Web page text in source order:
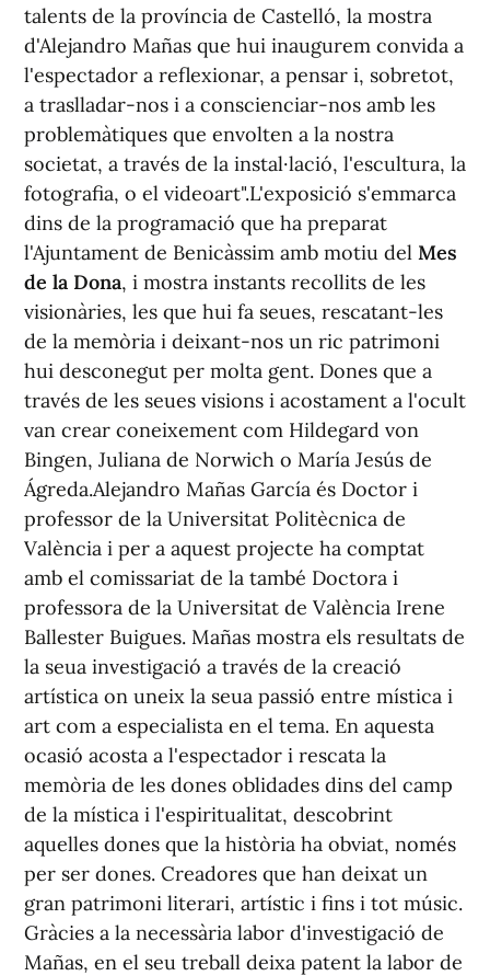
talents de la província de Castelló, la mostra
d'Alejandro Mañas que hui inaugurem convida a
l'espectador a reflexionar, a pensar i, sobretot,
a traslladar-nos i a conscienciar-nos amb les
problemàtiques que envolten a la nostra
societat, a través de la instal·lació, l'escultura, la
fotografia, o el videoart".L'exposició s'emmarca
dins de la programació que ha preparat
l'Ajuntament de Benicàssim amb motiu del Mes
de la Dona, i mostra instants recollits de les
visionàries, les que hui fa seues, rescatant-les
de la memòria i deixant-nos un ric patrimoni
hui desconegut per molta gent. Dones que a
través de les seues visions i acostament a l'ocult
van crear coneixement com Hildegard von
Bingen, Juliana de Norwich o María Jesús de
Ágreda.Alejandro Mañas García és Doctor i
professor de la Universitat Politècnica de
València i per a aquest projecte ha comptat
amb el comissariat de la també Doctora i
professora de la Universitat de València Irene
Ballester Buigues. Mañas mostra els resultats de
la seua investigació a través de la creació
artística on uneix la seua passió entre mística i
art com a especialista en el tema. En aquesta
ocasió acosta a l'espectador i rescata la
memòria de les dones oblidades dins del camp
de la mística i l'espiritualitat, descobrint
aquelles dones que la història ha obviat, només
per ser dones. Creadores que han deixat un
gran patrimoni literari, artístic i fins i tot músic.
Gràcies a la necessària labor d'investigació de
Mañas, en el seu treball deixa patent la labor de